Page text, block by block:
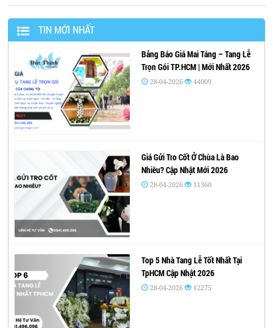
TIN MỚI NHẤT
Bảng Báo Giá Mai Táng – Tang Lễ
Trọn Gói TP.HCM | Mới Nhất 2026
28-04-2026 44009
Giá Gửi Tro Cốt Ở Chùa Là Bao
Nhiêu? Cập Nhật Mới 2026
28-04-2026 11360
Top 5 Nhà Tang Lễ Tốt Nhất Tại
TpHCM Cập Nhật 2026
28-04-2026 12275